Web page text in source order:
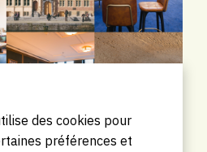
des cookies pour
préférences et